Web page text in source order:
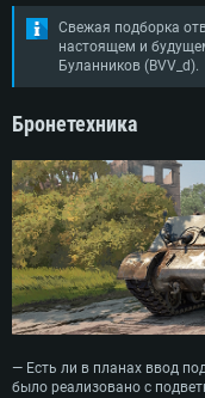
Свежая подборка
настоящем и
Буланников (BVV_d).
Бронетехника
— Есть ли в планах ввод
было реализовано с